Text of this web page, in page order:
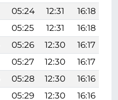
05:24 12:31 16:18
05:25 12:31 16:18
05:26 12:30 16:17
05:27 12:30 16:17
05:28 12:30 16:16
05:29 12:30 16:16